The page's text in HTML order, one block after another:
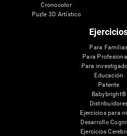
Cronocolor
Puzle 3D Artístico
Para
Para
Para
Educación
Patente
Babybright®
Ejercicios para
Desarrollo
Ejercicios